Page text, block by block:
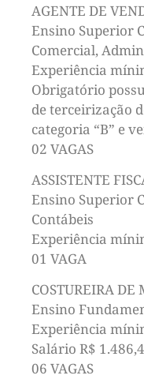
AGENTE DE
Ensino Superior
Comercial,
Experiência
Obrigatório
de terceirização
categoria “B” e
02 VAGAS
ASSISTENTE
Ensino Superior
Contábeis
Experiência
01 VAGA
COSTUREIRA
Ensino
Experiência
Salário R$
06 VAGAS